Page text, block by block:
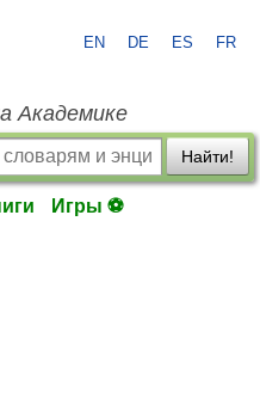
EN DE ES FR
Академике
Найти!
Игры ⚽